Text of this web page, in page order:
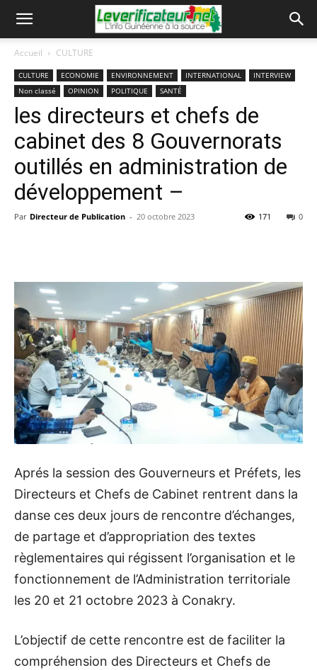
Accueil CULTURE
CULTURE ECONOMIE ENVIRONNEMENT INTERNATIONAL
INTERVIEW
Non classé
OPINION POLITIQUE SANTÉ
les directeurs et chefs de
cabinet des 8 Gouvernorats
outillés en administration de
développement –
Par Directeur de Publication - 20 octobre 2023 0
171
Aprés la session des Gouverneurs et Préfets, les
Directeurs et Chefs de Cabinet rentrent dans la
danse ces deux jours de rencontre d’échanges,
de partage et d’appropriation des textes
règlementaires qui régissent l’organisation et le
fonctionnement de l’Administration territoriale
les 20 et 21 octobre 2023 à Conakry.
L’objectif de cette rencontre est de faciliter la
compréhension des Directeurs et Chefs de